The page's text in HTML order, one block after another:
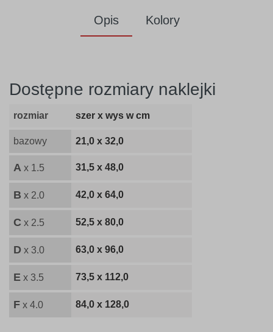
Opis Kolory
Dostępne rozmiary naklejki
rozmiar szer x wys w cm
bazowy 21,0 x 32,0
A x 1.5 31,5 x 48,0
B x 2.0 42,0 x 64,0
C x 2.5 52,5 x 80,0
D x 3.0 63,0 x 96,0
E x 3.5 73,5 x 112,0
F x 4.0 84,0 x 128,0